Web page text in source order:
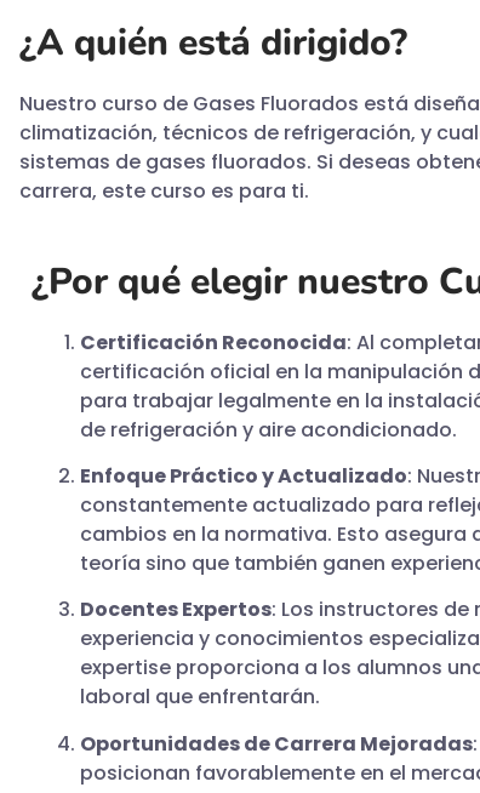
¿A quién está dirigido?
Nuestro curso de Gases Fluorados está
climatización, técnicos de refrigeración, y
sistemas de gases fluorados. Si deseas
carrera, este curso es para ti.
¿Por qué elegir nuestro
Certificación Reconocida: Al
certificación oficial en la manipulación
para trabajar legalmente en la
de refrigeración y aire acondicionado.
Enfoque Práctico y Actualizado:
constantemente actualizado para
cambios en la normativa. Esto
teoría sino que también ganen
Docentes Expertos: Los instructores
experiencia y conocimientos
expertise proporciona a los alumnos
laboral que enfrentarán.
Oportunidades de Carrera Mejoradas
posicionan favorablemente en el